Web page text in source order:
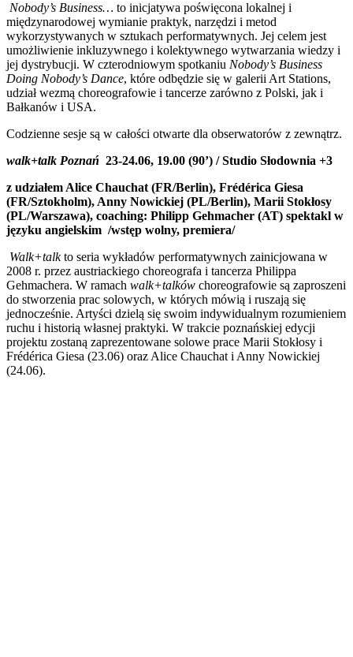
Nobody’s Business… to inicjatywa poświęcona lokalnej i
międzynarodowej wymianie praktyk, narzędzi i metod
wykorzystywanych w sztukach performatywnych. Jej celem jest
umożliwienie inkluzywnego i kolektywnego wytwarzania wiedzy i
jej dystrybucji. W czterodniowym spotkaniu Nobody’s Business
Doing Nobody’s Dance, które odbędzie się w galerii Art Stations,
udział wezmą choreografowie i tancerze zarówno z Polski, jak i
Bałkanów i USA.
Codzienne sesje są w całości otwarte dla obserwatorów z zewnątrz.
walk+talk Poznań 23-24.06, 19.00 (90’) / Studio Słodownia +3
z udziałem Alice Chauchat (FR/Berlin), Frédérica Giesa
(FR/Sztokholm), Anny Nowickiej (PL/Berlin), Marii Stokłosy
(PL/Warszawa), coaching: Philipp Gehmacher (AT) spektakl w
języku angielskim /wstęp wolny, premiera/
Walk+talkto seria wykładów performatywnych zainicjowana w
2008 r. przez austriackiego choreografa i tancerza Philippa
Gehmachera. W ramach walk+talków choreografowie są zaproszeni
do stworzenia prac solowych, w których mówią i ruszają się
jednocześnie. Artyści dzielą się swoim indywidualnym rozumieniem
ruchu i historią własnej praktyki. W trakcie poznańskiej edycji
projektu zostaną zaprezentowane solowe prace Marii Stokłosy i
Frédérica Giesa (23.06) oraz Alice Chauchat i Anny Nowickiej
(24.06).